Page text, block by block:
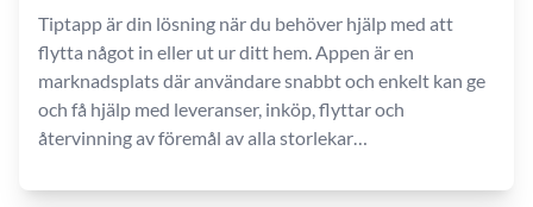
Tiptapp är din lösning när du behöver hjälp med att
flytta något in eller ut ur ditt hem. Appen är en
marknadsplats där användare snabbt och enkelt kan ge
och få hjälp med leveranser, inköp, flyttar och
återvinning av föremål av alla storlekar…